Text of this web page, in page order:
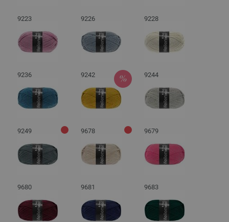
9223 9226 9228
9236 9242 9244
9249 9678 9679
9680 9681 9683